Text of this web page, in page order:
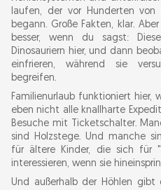
dreckigere Kinder
Phong Nha ohne Guide:
machen können
Welche Aktivitäten gibt
Kinder, die keine Höhlen
Der Duck Stop ist
richtige Art
Der Botanische
laufen, der vor Hunderten von
begann. Große Fakten, klar.
besser, wenn du sagst:
Dinosauriern hier, und dann
einfrieren, während sie
begreifen.
Familienurlaub funktioniert hier,
eben nicht alle knallharte
Besuche mit Ticketschalter.
sind Holzstege. Und manche
für ältere Kinder, die sich für
interessieren, wenn sie
Und außerhalb der Höhlen